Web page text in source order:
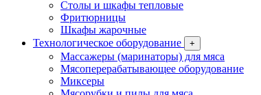
Столы и шкафы тепловые
Фритюрницы
Шкафы жарочные
Технологическое оборудование
+
Массажеры (маринаторы) для мяса
Мясоперерабатывающее оборудование
Миксеры